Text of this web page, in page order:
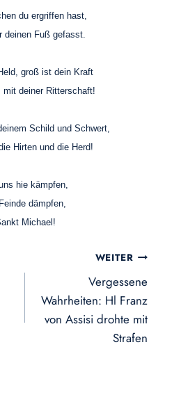
du ergriffen hast,
deinen Fuß gefasst.
groß ist dein Kraft
mit deiner Ritterschaft!
Schild und Schwert,
Hirten und die Herd!
hie kämpfen,
dämpfen,
Michael!
WEITER
Vergessene
Wahrheiten: Hl Franz
von Assisi drohte mit
Strafen